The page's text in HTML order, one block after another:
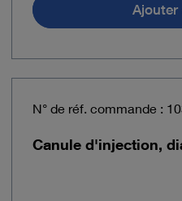
Ajouter
N° de réf. commande :
Canule d'injection,